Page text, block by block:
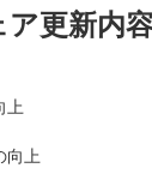
ア更新内
上
向上